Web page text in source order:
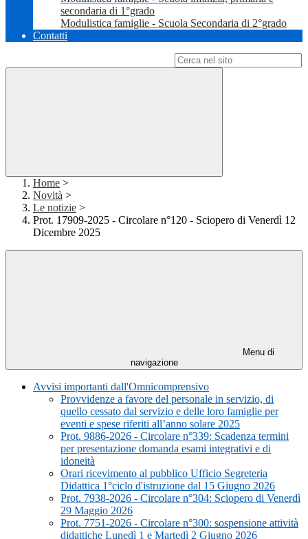
secondaria di 1°grado
Modulistica famiglie - Scuola Secondaria di 2°grado
Contatti
Home >
Novità >
Le notizie >
Prot. 17909-2025 - Circolare n°120 - Sciopero di Venerdì 12
Dicembre 2025
Menu di
navigazione
Avvisi importanti dall'Omnicomprensivo
Provvidenze a favore del personale in servizio, di
quello cessato dal servizio e delle loro famiglie per
eventi e spese riferiti all’anno solare 2025
Prot. 9886-2026 - Circolare n°339: Scadenza termini
per presentazione domanda esami integrativi e di
idoneità
Orari ricevimento al pubblico Ufficio Segreteria
Didattica 1°ciclo d'istruzione dal 15 Giugno 2026
Prot. 7938-2026 - Circolare n°304: Sciopero di Venerdì
29 Maggio 2026
Prot. 7751-2026 - Circolare n°300: sospensione attività
didattiche Lunedì 1 e Martedì 2 Giugno 2026